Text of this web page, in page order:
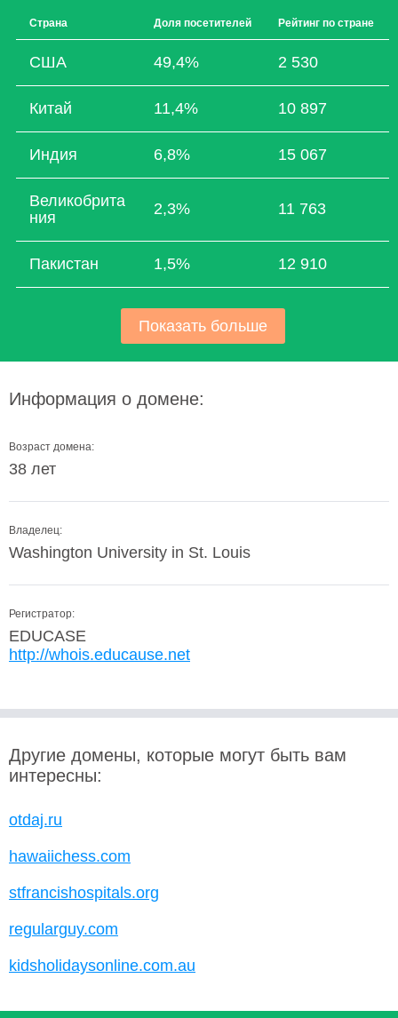
Страна Доля посетителей Рейтинг по стране
США 49,4% 2 530
Китай 11,4% 10 897
Индия 6,8% 15 067
Великобрита
ния
2,3% 11 763
Пакистан 1,5% 12 910
Показать больше
Информация о домене:
Возраст домена:
38 лет
Владелец:
Washington University in St. Louis
Регистратор:
EDUCASE
http://whois.educause.net
Другие домены, которые могут быть вам
интересны:
otdaj.ru
hawaiichess.com
stfrancishospitals.org
regularguy.com
kidsholidaysonline.com.au